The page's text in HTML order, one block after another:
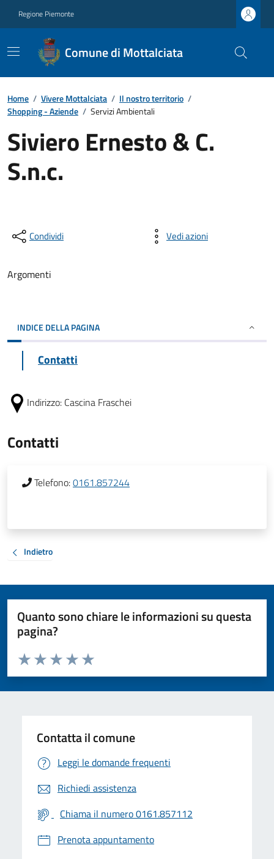
Regione Piemonte
Comune di Mottalciata
Home / Vivere Mottalciata / Il nostro territorio /
Shopping - Aziende / Servizi Ambientali
Siviero Ernesto & C.
S.n.c.
Condividi Vedi azioni
Argomenti
INDICE DELLA PAGINA
Contatti
Indirizzo: Cascina Fraschei
Contatti
Telefono:0161.857244
Indietro
Quanto sono chiare le informazioni su questa
pagina?
Valuta da 1 a 5 stelle la pagina
Valuta 5 stelle su 5
Valuta 4 stelle su 5
Valuta 3 stelle su 5
Valuta 2 stelle su 5
Valuta 1 stelle su 5
Contatta il comune
Leggi le domande frequenti
Richiedi assistenza
Chiama il numero 0161.857112
Prenota appuntamento